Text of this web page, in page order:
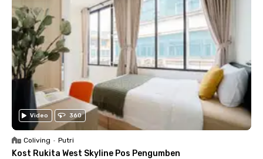
Video 360
Coliving • Putri
Kost Rukita West Skyline Pos Pengumben